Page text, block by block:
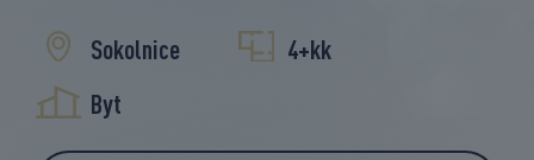
Sokolnice
4+kk
Byt